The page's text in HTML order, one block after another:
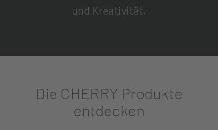
und Kreativität.
Die CHERRY Produkte
entdecken